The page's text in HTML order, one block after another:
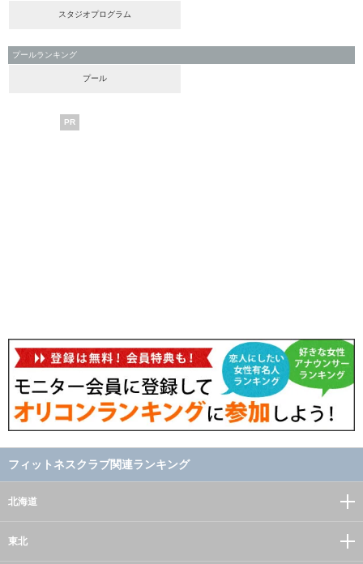
スタジオプログラム
プールランキング
プール
PR
フィットネスクラブ関連ランキング
北海道
東北